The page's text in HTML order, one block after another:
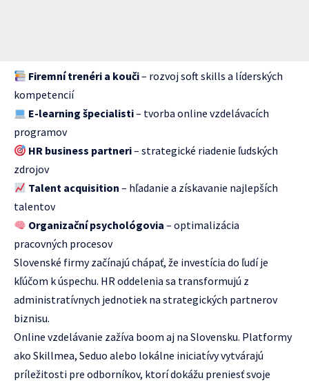
Firemní trenéri a kouči– rozvoj soft skills a líderských
kompetencií
E-learning špecialisti– tvorba online vzdelávacích
programov
HR business partneri– strategické riadenie ľudských
zdrojov
Talent acquisition – hľadanie a získavanie najlepších
talentov
Organizační psychológovia – optimalizácia
pracovných procesov
Slovenské firmy začínajú chápať, že investícia do ľudí je
kľúčom k úspechu. HR oddelenia sa transformujú z
administratívnych jednotiek na strategických partnerov
biznisu.
Online vzdelávanie zažíva boom aj na Slovensku. Platformy
ako Skillmea, Seduo alebo lokálne iniciatívy vytvárajú
príležitosti pre odborníkov, ktorí dokážu preniesť svoje